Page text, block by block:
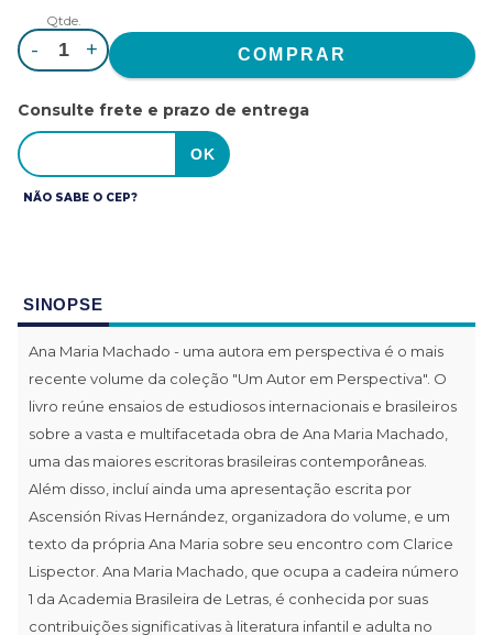
Qtde.
- +
Consulte frete e prazo de entrega
NÃO SABE O CEP?
SINOPSE
Ana Maria Machado - uma autora em perspectiva é o mais
recente volume da coleção "Um Autor em Perspectiva". O
livro reúne ensaios de estudiosos internacionais e brasileiros
sobre a vasta e multifacetada obra de Ana Maria Machado,
uma das maiores escritoras brasileiras contemporâneas.
Além disso, incluí ainda uma apresentação escrita por
Ascensión Rivas Hernández, organizadora do volume, e um
texto da própria Ana Maria sobre seu encontro com Clarice
Lispector. Ana Maria Machado, que ocupa a cadeira número
1 da Academia Brasileira de Letras, é conhecida por suas
contribuições significativas à literatura infantil e adulta no